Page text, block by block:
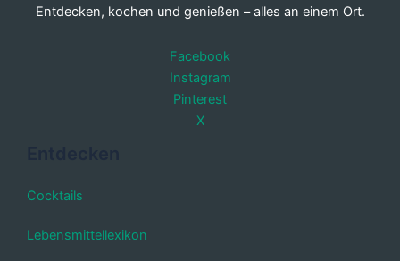
Entdecken, kochen und genießen – alles an einem Ort.
Facebook
Instagram
Pinterest
X
Cocktails
Lebensmittellexikon